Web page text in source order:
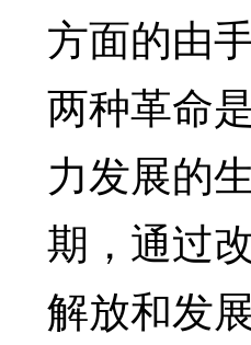
方面的由
两种革命
力发展的
期，通过
解放和发